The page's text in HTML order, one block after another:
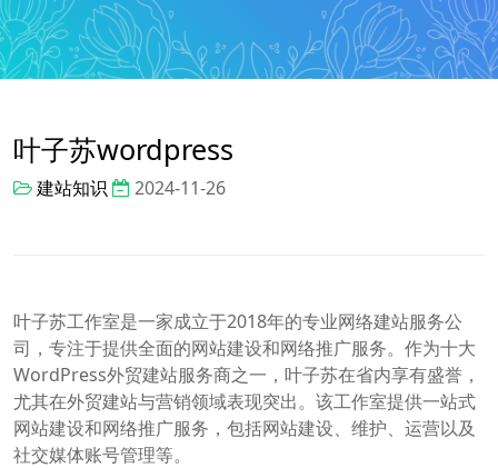
叶子苏wordpress
建站知识 2024-11-26
叶子苏工作室是一家成立于2018年的专业网络建站服务公
司，专注于提供全面的网站建设和网络推广服务。作为十大
WordPress外贸建站服务商之一，叶子苏在省内享有盛誉，
尤其在外贸建站与营销领域表现突出。该工作室提供一站式
网站建设和网络推广服务，包括网站建设、维护、运营以及
社交媒体账号管理等。